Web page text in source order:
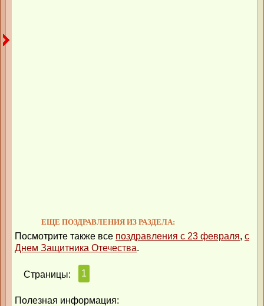
ЕЩЕ ПОЗДРАВЛЕНИЯ ИЗ РАЗДЕЛА:
Посмотрите также все поздравления с 23 февраля, с
Днем Защитника Отечества.
Страницы: 1
Полезная информация: